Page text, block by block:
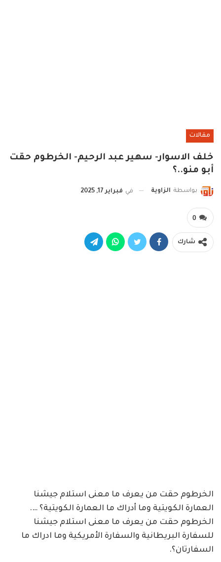
مقالات
خلف الاسوار- سهير عبد الرحيم- الخرطوم حقت
أبو منو..؟
بواسطة الزاوية في فبراير 17, 2025
0
شارك
الخرطوم حقت من يعرف ما معنى استلام جيشنا
العمارة الكويتية وما أدراك ما العمارة الكويتية؟ ….
الخرطوم حقت من يعرف ما معنى استلام جيشنا
للسفارة البريطانية والسفارة الأمريكية وما ادراك ما
السفارتان؟.